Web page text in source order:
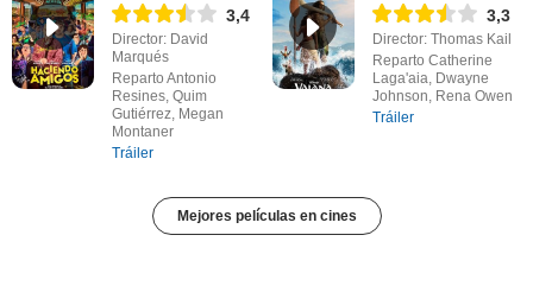
3,4
Director: David
Marqués
Reparto Antonio
Resines, Quim
Gutiérrez, Megan
Montaner
Tráiler
3,3
Director: Thomas Kail
Reparto Catherine
Laga'aia, Dwayne
Johnson, Rena Owen
Tráiler
Mejores películas en cines